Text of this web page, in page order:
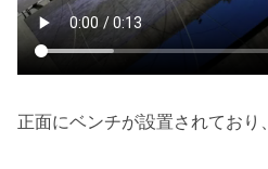
正面にベンチが設置されており、